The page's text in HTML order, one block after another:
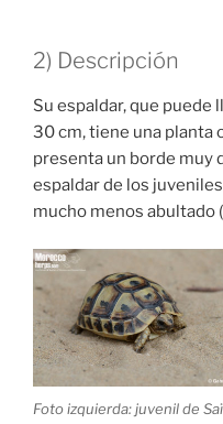
2) Descripción
Su espaldar, que puede
30 cm, tiene una planta
presenta un borde muy
espaldar de los
mucho menos abultado
Foto izquierda: juvenil de